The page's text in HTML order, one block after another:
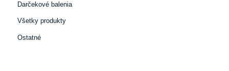
Darčekové balenia
Všetky produkty
Ostatné